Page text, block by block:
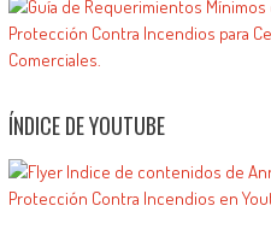
ÍNDICE DE YOUTUBE